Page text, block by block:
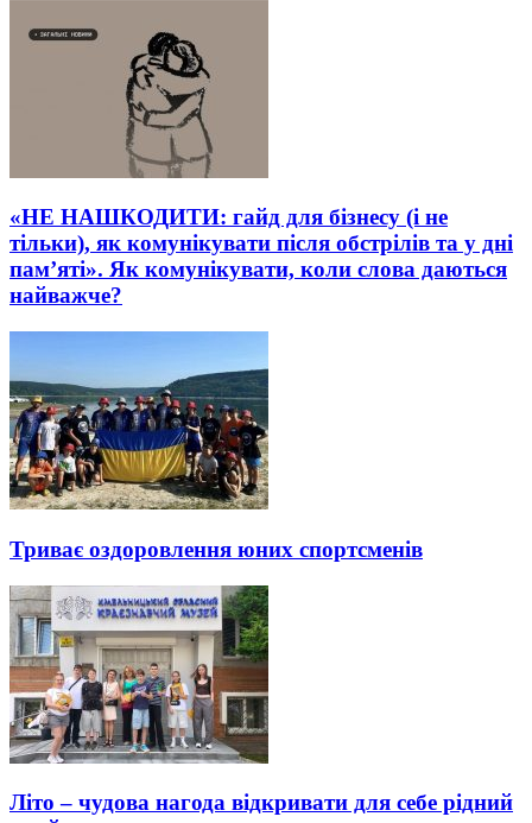
«НЕ НАШКОДИТИ: гайд для бізнесу (і не
тільки), як комунікувати після обстрілів та у дні
пам’яті». Як комунікувати, коли слова даються
найважче?
Триває оздоровлення юних спортсменів
Літо – чудова нагода відкривати для себе рідний